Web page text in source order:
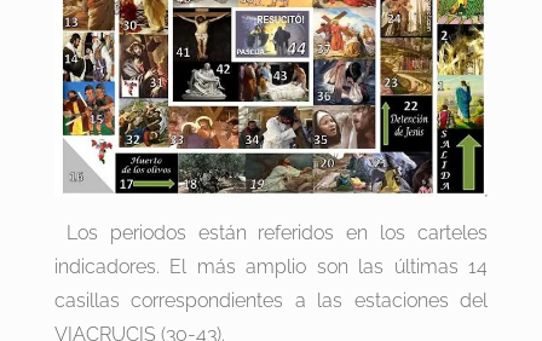
Los periodos están referidos en los carteles
indicadores. El más amplio son las últimas 14
casillas correspondientes a las estaciones del
VIACRUCIS (30-43).